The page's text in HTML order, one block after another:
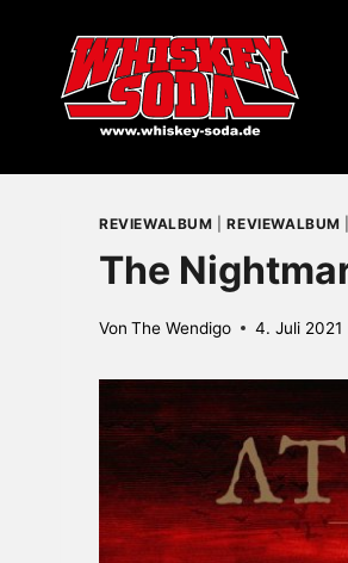
springen
REVIEWALBUM |REVIEWALBUM
The
Von The Wendigo 4. Juli 2021